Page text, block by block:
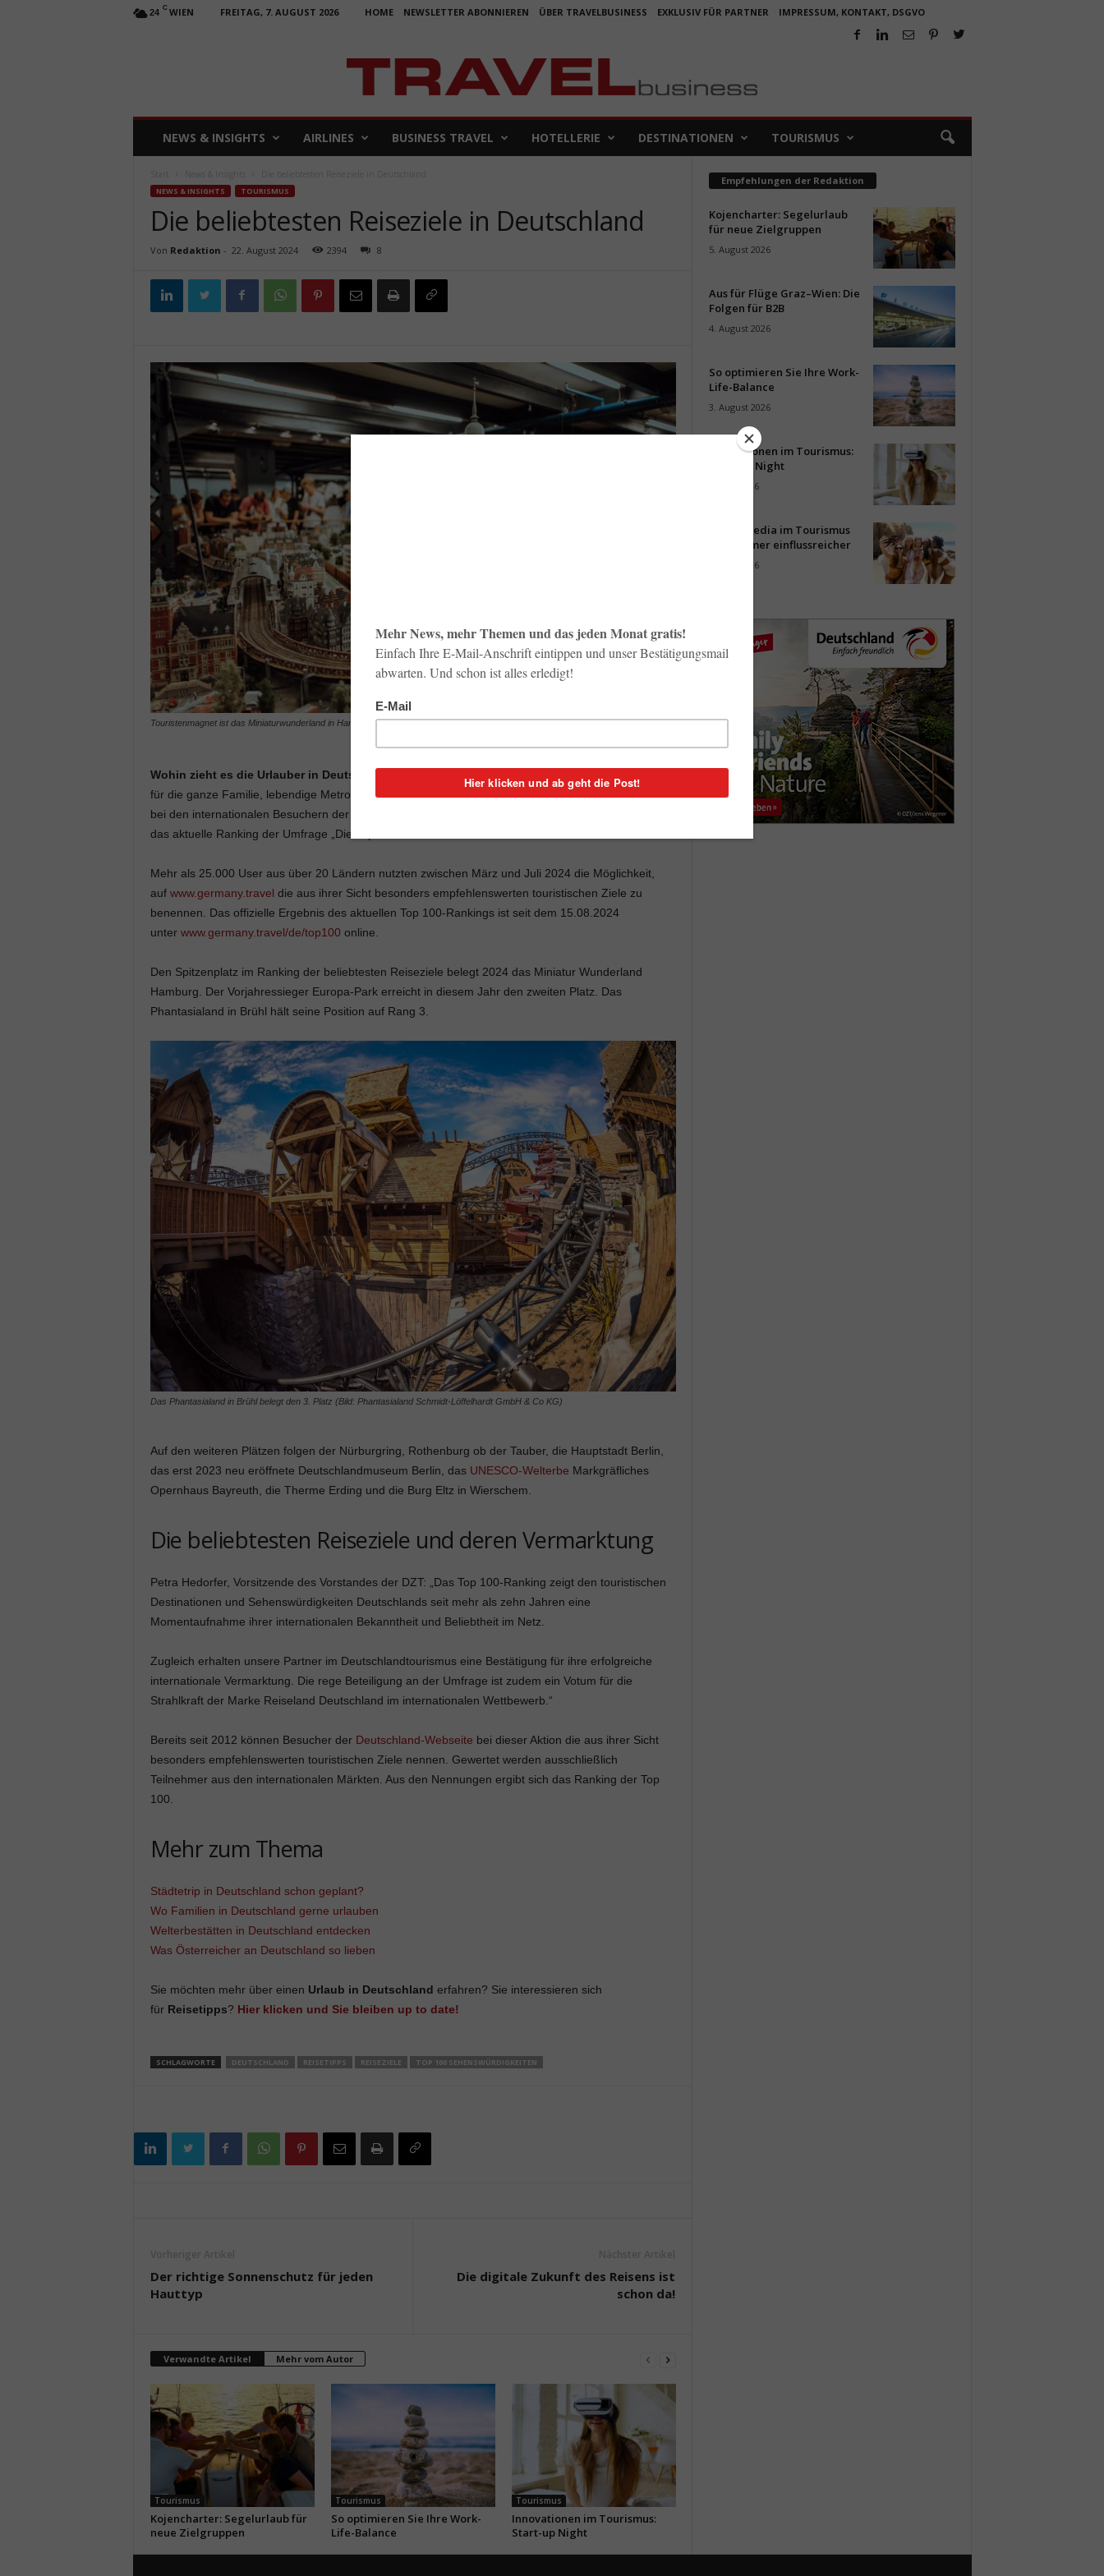
24 C WIEN FREITAG, 7. AUGUST 2026 HOME NEWSLETTER ABONNIEREN ÜBER TRAVELBUSINESS EXKLUSIV FÜR PARTNER IMPRESSUM, KONTAKT, DSGVO
A
NEWS & INSIGHTS AIRLINES BUSINESS TRAVEL HOTELLERIE DESTINATIONEN TOURISMUS
NEWS & INSIGHTS TOURISMUS
Die beliebtesten Reiseziele in Deutschland
Von Redaktion - 22. August 2024 2394 8
Touristenmagnet ist das Miniaturwunderland in Hamburg (Bild: Hamburg Marketing GmbH/Mediaserver)
Wohin zieht es die Urlauber in Deutschland, was sind deren Lieblingsziele?
für die ganze Familie, lebendige Metropolen und historische Sehenswürdigkeiten sind die Favoriten
bei den internationalen Besuchern der Website der Deutschen Zentrale für Tourismus (DZT) – so
das aktuelle Ranking der Umfrage „Die Top 100 der beliebtesten Reiseziele in Deutschland“.
Mehr als 25.000 User aus über 20 Ländern nutzten zwischen März und Juli 2024 die Möglichkeit,
auf www.germany.travel die aus ihrer Sicht besonders empfehlenswerten touristischen Ziele zu
benennen. Das offizielle Ergebnis des aktuellen Top 100-Rankings ist seit dem 15.08.2024
unter www.germany.travel/de/top100 online.
Den Spitzenplatz im Ranking der beliebtesten Reiseziele belegt 2024 das Miniatur Wunderland
Hamburg. Der Vorjahressieger Europa-Park erreicht in diesem Jahr den zweiten Platz. Das
Phantasialand in Brühl hält seine Position auf Rang 3.
Das Phantasialand in Brühl belegt den 3. Platz (Bild: Phantasialand Schmidt-Löffelhardt GmbH & Co KG)
Auf den weiteren Plätzen folgen der Nürburgring, Rothenburg ob der Tauber, die Hauptstadt Berlin,
das erst 2023 neu eröffnete Deutschlandmuseum Berlin, das UNESCO-Welterbe Markgräfliches
Opernhaus Bayreuth, die Therme Erding und die Burg Eltz in Wierschem.
Die beliebtesten Reiseziele und deren Vermarktung
Petra Hedorfer, Vorsitzende des Vorstandes der DZT: „Das Top 100-Ranking zeigt den touristischen
Destinationen und Sehenswürdigkeiten Deutschlands seit mehr als zehn Jahren eine
Momentaufnahme ihrer internationalen Bekanntheit und Beliebtheit im Netz.
Zugleich erhalten unsere Partner im Deutschlandtourismus eine Bestätigung für ihre erfolgreiche
internationale Vermarktung. Die rege Beteiligung an der Umfrage ist zudem ein Votum für die
Strahlkraft der Marke Reiseland Deutschland im internationalen Wettbewerb.“
Bereits seit 2012 können Besucher der Deutschland-Webseite bei dieser Aktion die aus ihrer Sicht
besonders empfehlenswerten touristischen Ziele nennen. Gewertet werden ausschließlich
Teilnehmer aus den internationalen Märkten. Aus den Nennungen ergibt sich das Ranking der Top
100.
Mehr zum Thema
Städtetrip in Deutschland schon geplant?
Wo Familien in Deutschland gerne urlauben
Welterbestätten in Deutschland entdecken
Was Österreicher an Deutschland so lieben
Sie möchten mehr über einen Urlaub in Deutschland erfahren? Sie interessieren sich
für Reisetipps? Hier klicken und Sie bleiben up to date!
SCHLAGWORTE DEUTSCHLAND REISETIPPS REISEZIELE TOP 100 SEHENSWÜRDIGKEITEN
Der richtige Sonnenschutz für jeden
Hauttyp
Die digitale Zukunft des Reisens ist
schon da!
Verwandte Artikel Mehr vom Autor
Tourismus
Kojencharter: Segelurlaub für
neue Zielgruppen
Tourismus
So optimieren Sie Ihre Work-
Life-Balance
Tourismus
Innovationen im Tourismus:
Start-up Night
Empfehlungen der Redaktion
Kojencharter: Segelurlaub
für neue Zielgruppen
5. August 2026
Aus für Flüge Graz–Wien: Die
Folgen für B2B
4. August 2026
So optimieren Sie Ihre Work-
Life-Balance
3. August 2026
Innovationen im Tourismus:
Start-up Night
31. Juli 2026
Social Media im Tourismus
wird immer einflussreicher
30. Juli 2026